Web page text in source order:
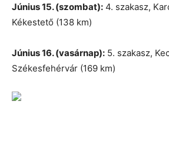
Június 15. (szombat): 4. szakasz,
Kékestető (138 km)
Június 16. (vasárnap): 5. szakasz,
Székesfehérvár (169 km)